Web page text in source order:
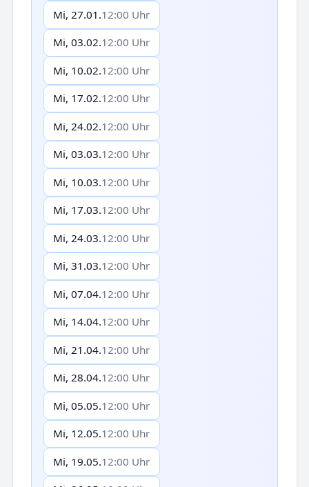
Mi, 27.01.12:00 Uhr
Mi, 03.02.12:00 Uhr
Mi, 10.02.12:00 Uhr
Mi, 17.02.12:00 Uhr
Mi, 24.02.12:00 Uhr
Mi, 03.03.12:00 Uhr
Mi, 10.03.12:00 Uhr
Mi, 17.03.12:00 Uhr
Mi, 24.03.12:00 Uhr
Mi, 31.03.12:00 Uhr
Mi, 07.04.12:00 Uhr
Mi, 14.04.12:00 Uhr
Mi, 21.04.12:00 Uhr
Mi, 28.04.12:00 Uhr
Mi, 05.05.12:00 Uhr
Mi, 12.05.12:00 Uhr
Mi, 19.05.12:00 Uhr